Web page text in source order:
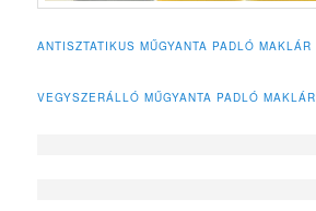
ANTISZTATIKUS MŰGYANTA PADLÓ MAKLÁR
VEGYSZERÁLLÓ MŰGYANTA PADLÓ MAKLÁR